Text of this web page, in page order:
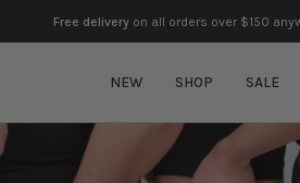
Free delivery on all orders over $150
NEW SHOP SALE